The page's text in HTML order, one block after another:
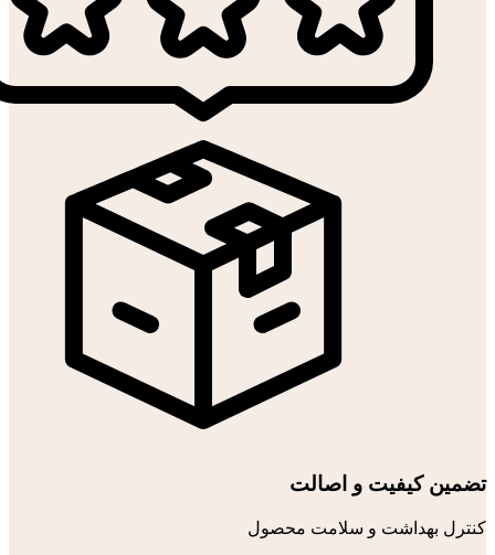
تضمین کیفیت و اصالت
کنترل بهداشت و سلامت محصول